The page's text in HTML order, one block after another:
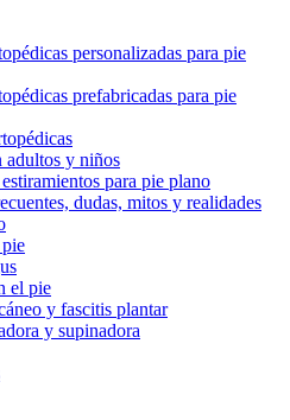
personalizadas para pie
prefabricadas para pie
adultos y niños
para pie plano
dudas, mitos y realidades
el pie
y fascitis plantar
y supinadora